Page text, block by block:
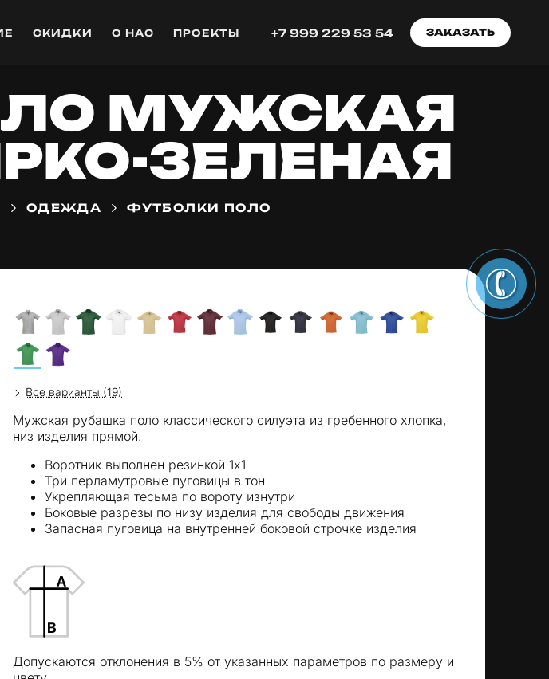
СКИДКИ О НАС ПРОЕКТЫ +7 999 229 53 54 ЗАКАЗАТЬ
МУЖСКАЯ
ЗЕЛЕНАЯ
ОДЕЖДА ФУТБОЛКИ ПОЛО
Все варианты (19)
Мужская рубашка поло классического силуэта из гребенного хлопка,
низ изделия прямой.
Воротник выполнен резинкой 1x1
Три перламутровые пуговицы в тон
Укрепляющая тесьма по вороту изнутри
Боковые разрезы по низу изделия для свободы движения
Запасная пуговица на внутренней боковой строчке изделия
Допускаются отклонения в 5% от указанных параметров по размеру и